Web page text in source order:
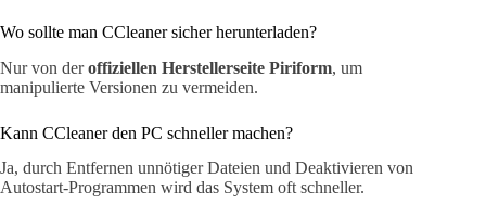
Wo sollte man CCleaner sicher herunterladen?
Nur von deroffiziellen Herstellerseite Piriform, um
manipulierte Versionen zu vermeiden.
Kann CCleaner den PC schneller machen?
Ja, durch Entfernen unnötiger Dateien und Deaktivieren von
Autostart-Programmen wird das System oft schneller.